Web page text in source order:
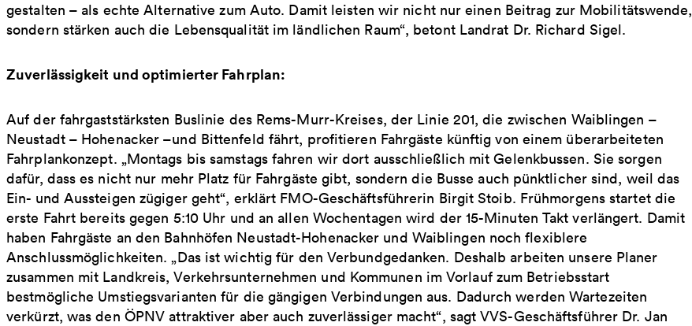
gestalten – als echte Alternative zum Auto. Damit leisten wir nicht nur einen Beitrag zur Mobilitätswende,
sondern stärken auch die Lebensqualität im ländlichen Raum“, betont Landrat Dr. Richard Sigel.
Zuverlässigkeit und optimierter Fahrplan:
Auf der fahrgaststärksten Buslinie des Rems-Murr-Kreises, der Linie 201, die zwischen Waiblingen –
Neustadt – Hohenacker –und Bittenfeld fährt, profitieren Fahrgäste künftig von einem überarbeiteten
Fahrplankonzept. „Montags bis samstags fahren wir dort ausschließlich mit Gelenkbussen. Sie sorgen
dafür, dass es nicht nur mehr Platz für Fahrgäste gibt, sondern die Busse auch pünktlicher sind, weil das
Ein- und Aussteigen zügiger geht“, erklärt FMO-Geschäftsführerin Birgit Stoib. Frühmorgens startet die
erste Fahrt bereits gegen 5:10 Uhr und an allen Wochentagen wird der 15-Minuten Takt verlängert. Damit
haben Fahrgäste an den Bahnhöfen Neustadt-Hohenacker und Waiblingen noch flexiblere
Anschlussmöglichkeiten. „Das ist wichtig für den Verbundgedanken. Deshalb arbeiten unsere Planer
zusammen mit Landkreis, Verkehrsunternehmen und Kommunen im Vorlauf zum Betriebsstart
bestmögliche Umstiegsvarianten für die gängigen Verbindungen aus. Dadurch werden Wartezeiten
verkürzt, was den ÖPNV attraktiver aber auch zuverlässiger macht“, sagt VVS-Geschäftsführer Dr. Jan